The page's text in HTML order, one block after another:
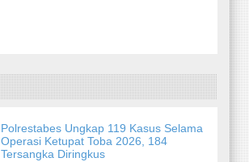
Polrestabes Ungkap 119 Kasus Selama
Operasi Ketupat Toba 2026, 184
Tersangka Diringkus